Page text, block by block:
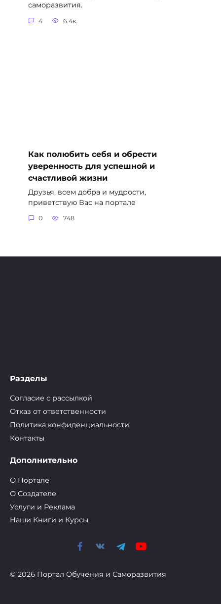
саморазвития.
4 6.4к.
Как полюбить себя и обрести
уверенность для успешной и
счастливой жизни
Друзья, всем добра и мудрости,
приветствую Вас на портале
0 748
Разделы
Согласие с рассылкой
Отказ от ответственности
Политика конфиденциальности
Контакты
Дополнительно
О Портале
О Cоздателе
Услуги и Реклама
Наши Книги и Курсы
© 2026 Портал Обучения и Саморазвития